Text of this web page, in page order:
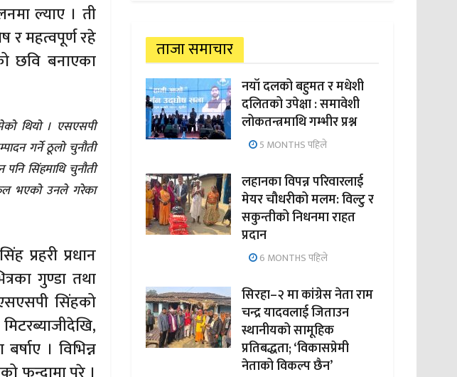
ल्याए । ती
र महत्वपूर्ण रहे
छवि बनाएका
थियो । एसएसपी
गर्ने ठूलो चुनौती
पनि सिंहमाथि चुनौती
भएको उनले गरेका
प्रहरी प्रधान
गुण्डा तथा
सिंहको
। विभिन्न
ताजा समाचार
नयाँ दलको बहुमत र मधेशी
दलितको उपेक्षा : समावेशी
लोकतन्त्रमाथि गम्भीर प्रश्न
5 MONTHS पहिले
लहानका विपन्न परिवारलाई
मेयर चौधरीको मलम: विल्टु र
सकुन्तीको निधनमा राहत
प्रदान
6 MONTHS पहिले
सिरहा–२ मा कांग्रेस नेता राम
चन्द्र यादवलाई जिताउन
स्थानीयको सामूहिक
प्रतिबद्धता; ‘विकासप्रेमी
नेताको विकल्प छैन’